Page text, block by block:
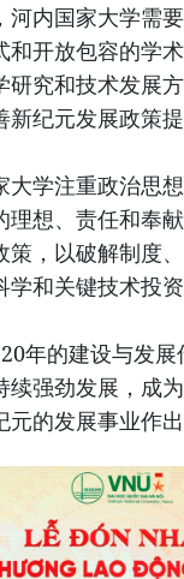
河内国家大学需
开放包容的学术
研究和技术发展
纪元发展政策提
大学注重政治思
理想、责任和奉
策，以破解制度
和关键技术投资
年的建设与发
续强劲发展，成
的发展事业作出